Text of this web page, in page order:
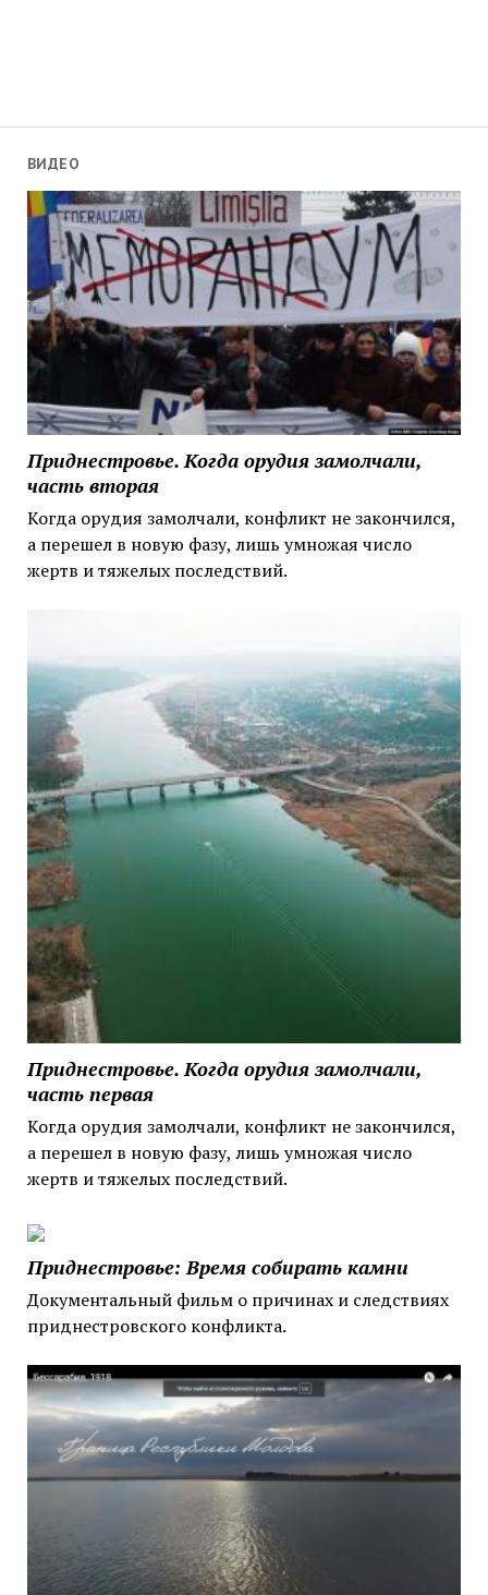
ВИДЕО
Приднестровье. Когда орудия замолчали,
часть вторая
Когда орудия замолчали, конфликт не закончился,
а перешел в новую фазу, лишь умножая число
жертв и тяжелых последствий.
Приднестровье. Когда орудия замолчали,
часть первая
Когда орудия замолчали, конфликт не закончился,
а перешел в новую фазу, лишь умножая число
жертв и тяжелых последствий.
Приднестровье: Время собирать камни
Документальный фильм о причинах и следствиях
приднестровского конфликта.